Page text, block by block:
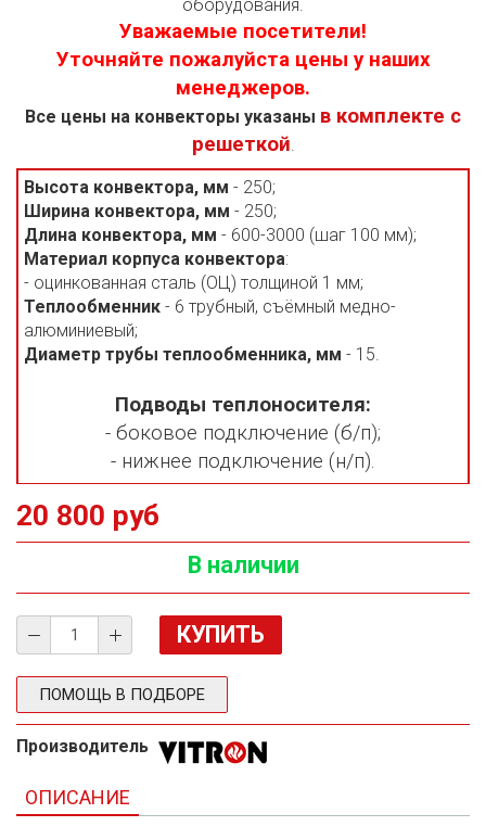
оборудования.
Уважаемые посетители!
Уточняйте пожалуйста цены у наших
менеджеров.
Все цены на конвекторы указаны в комплекте с
решеткой.
Высота конвектора, мм - 250;
Ширина конвектора, мм - 250;
Длина конвектора, мм - 600-3000 (шаг 100 мм);
Материал корпуса конвектора:
- оцинкованная сталь (ОЦ) толщиной 1 мм;
Теплообменник - 6 трубный, съёмный медно-
алюминиевый;
Диаметр трубы теплообменника, мм - 15.
Подводы теплоносителя:
- боковое подключение (б/п);
- нижнее подключение (н/п).
20 800 руб
В наличии
ПОМОЩЬ В ПОДБОРЕ
Производитель
ОПИСАНИЕ